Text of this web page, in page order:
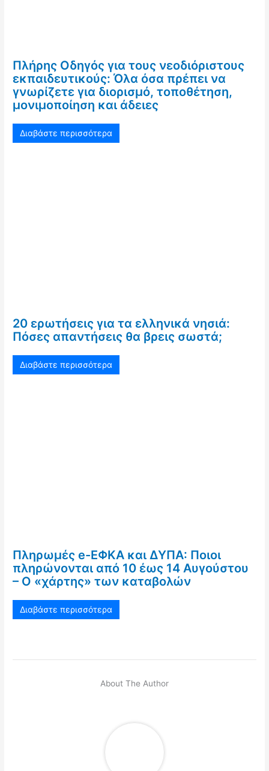
Πλήρης Οδηγός για τους νεοδιόριστους
εκπαιδευτικούς: Όλα όσα πρέπει να
γνωρίζετε για διορισμό, τοποθέτηση,
μονιμοποίηση και άδειες
Διαβάστε περισσότερα
20 ερωτήσεις για τα ελληνικά νησιά:
Πόσες απαντήσεις θα βρεις σωστά;
Διαβάστε περισσότερα
Πληρωμές e-ΕΦΚΑ και ΔΥΠΑ: Ποιοι
πληρώνονται από 10 έως 14 Αυγούστου
– Ο «χάρτης» των καταβολών
Διαβάστε περισσότερα
About The Author